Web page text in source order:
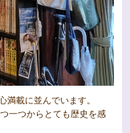
満載に並んでいます。
一つからとても歴史を感